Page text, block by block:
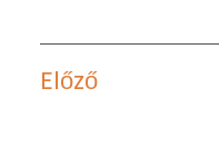
Előző